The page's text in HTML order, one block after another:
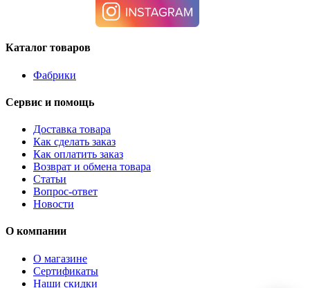
Каталог товаров
Фабрики
Сервис и помощь
Доставка товара
Как сделать заказ
Как оплатить заказ
Возврат и обмена товара
Статьи
Вопрос-ответ
Новости
О компании
О магазине
Сертификаты
Наши скидки